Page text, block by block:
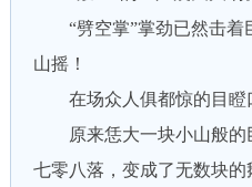
“劈空掌”掌劲已然击着
山摇！
在场众人俱都惊的目瞪
原来恁大一块小山般的
七零八落，变成了无数块的